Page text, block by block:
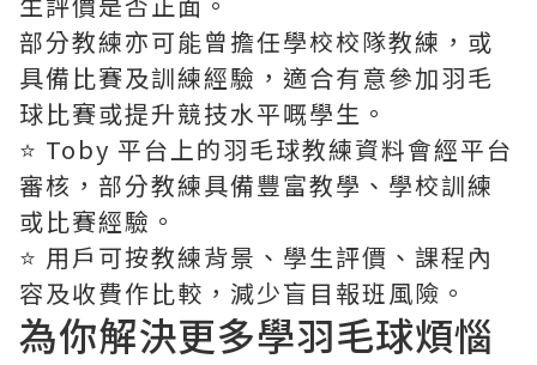
部分教練亦可能曾擔任學校校隊教練，或
具備比賽及訓練經驗，適合有意參加羽毛
球比賽或提升競技水平嘅學生。
⭐️ Toby 平台上的羽毛球教練資料會經平台
審核，部分教練具備豐富教學、學校訓練
或比賽經驗。
⭐️ 用戶可按教練背景、學生評價、課程內
容及收費作比較，減少盲目報班風險。
為你解決更多學羽毛球煩惱